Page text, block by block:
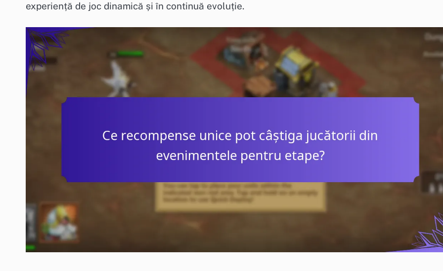
experiență de joc dinamică și în continuă evoluție.